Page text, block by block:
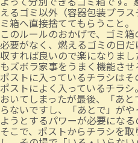
えるゴミ以外（容器包装プラ
ミ箱へ直接捨ててもらうこと。
このルールのおかげで、ゴミ
必要がなく、燃えるゴミの日
収すれば良いので楽になりま
もズボラ家事をうまく機能させ
ポストに入っているチラシは
ポストによく入っているチラ
おいてしまったが最後、「あ
らないですし、「あとで」が
ようとするパワーが必要になる
そこで、ポストからチラシを